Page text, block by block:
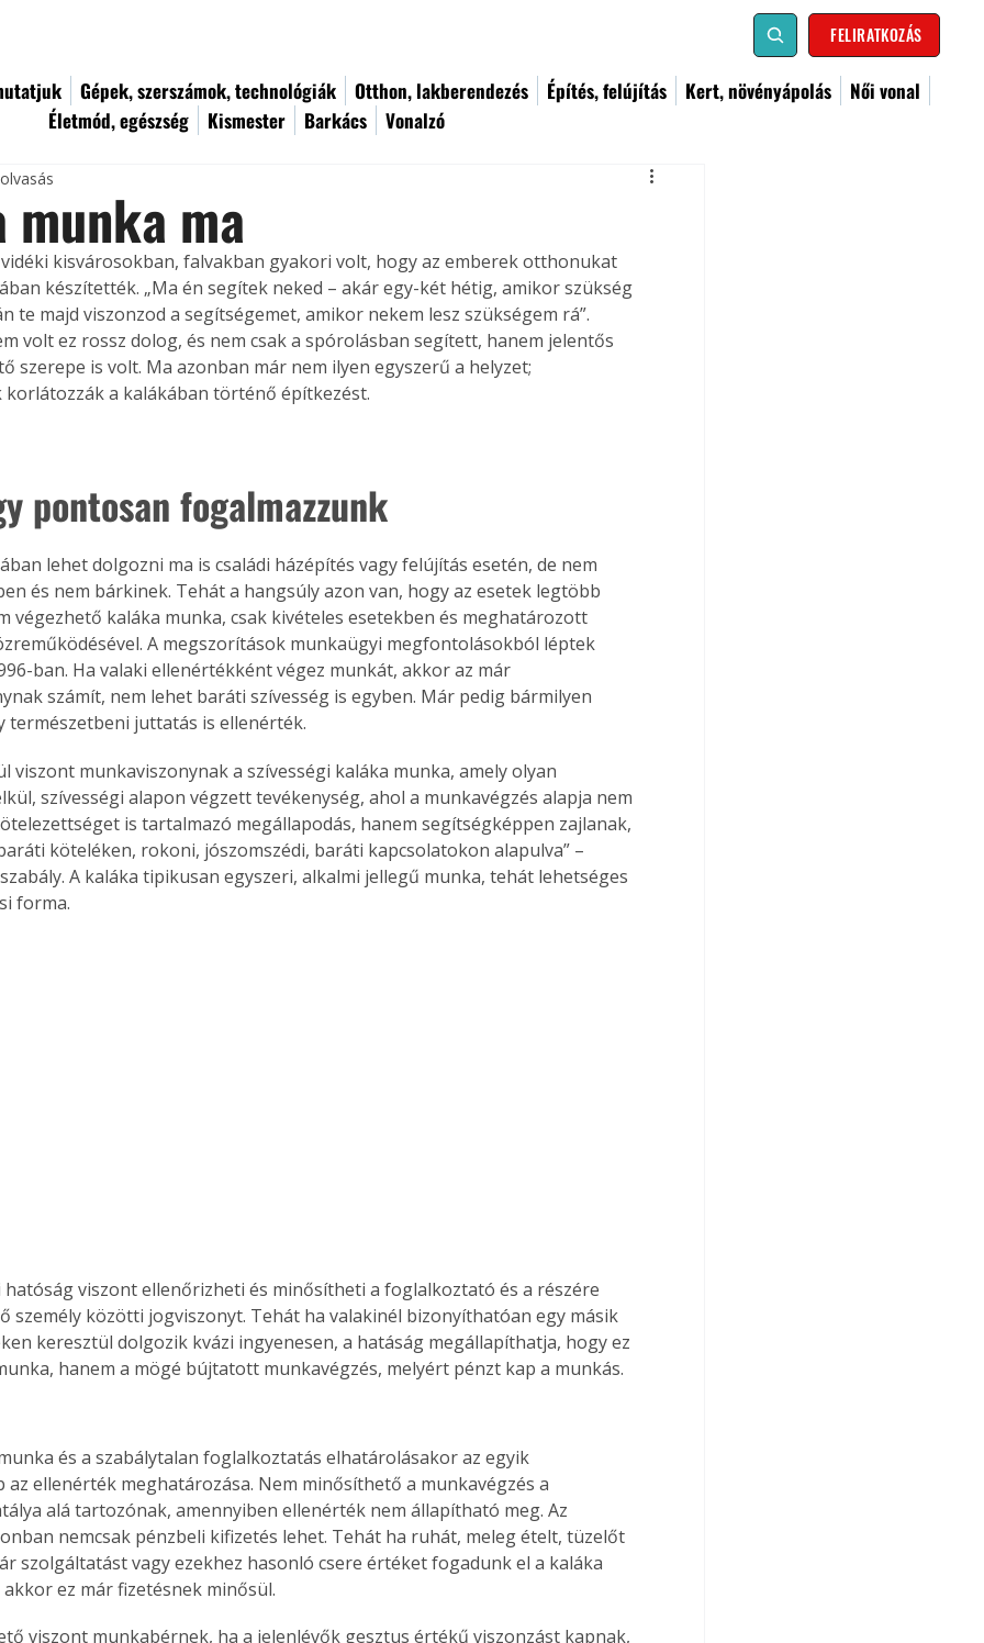
FELIRATKOZÁS
Gépek, szerszámok, technológiák Otthon, lakberendezés Építés, felújítás Kert, növényápolás
Női vonal
Életmód, egészség
Kismester Barkács Vonalzó
munka ma
kisvárosokban, falvakban gyakori volt, hogy az emberek otthonukat
készítették. „Ma én segítek neked – akár egy-két hétig, amikor szükség
te majd viszonzod a segítségemet, amikor nekem lesz szükségem rá”.
volt ez rossz dolog, és nem csak a spórolásban segített, hanem jelentős
szerepe is volt. Ma azonban már nem ilyen egyszerű a helyzet;
korlátozzák a kalákában történő építkezést.
pontosan fogalmazzunk
lehet dolgozni ma is családi házépítés vagy felújítás esetén, de nem
és nem bárkinek. Tehát a hangsúly azon van, hogy az esetek legtöbb
végezhető kaláka munka, csak kivételes esetekben és meghatározott
A megszorítások munkaügyi megfontolásokból léptek
ban. Ha valaki ellenértékként végez munkát, akkor az már
számít, nem lehet baráti szívesség is egyben. Már pedig bármilyen
természetbeni juttatás is ellenérték.
viszont munkaviszonynak a szívességi kaláka munka, amely olyan
szívességi alapon végzett tevékenység, ahol a munkavégzés alapja nem
is tartalmazó megállapodás, hanem segítségképpen zajlanak,
köteléken, rokoni, jószomszédi, baráti kapcsolatokon alapulva” –
A kaláka tipikusan egyszeri, alkalmi jellegű munka, tehát lehetséges
forma.
hatóság viszont ellenőrizheti és minősítheti a foglalkoztató és a részére
személy közötti jogviszonyt. Tehát ha valakinél bizonyíthatóan egy másik
keresztül dolgozik kvázi ingyenesen, a hatáság megállapíthatja, hogy ez
hanem a mögé bújtatott munkavégzés, melyért pénzt kap a munkás.
és a szabálytalan foglalkoztatás elhatárolásakor az egyik
az ellenérték meghatározása. Nem minősíthető a munkavégzés a
alá tartozónak, amennyiben ellenérték nem állapítható meg. Az
nemcsak pénzbeli kifizetés lehet. Tehát ha ruhát, meleg ételt, tüzelőt
szolgáltatást vagy ezekhez hasonló csere értéket fogadunk el a kaláka
ez már fizetésnek minősül.
viszont munkabérnek, ha a jelenlévők gesztus értékű viszonzást kapnak,